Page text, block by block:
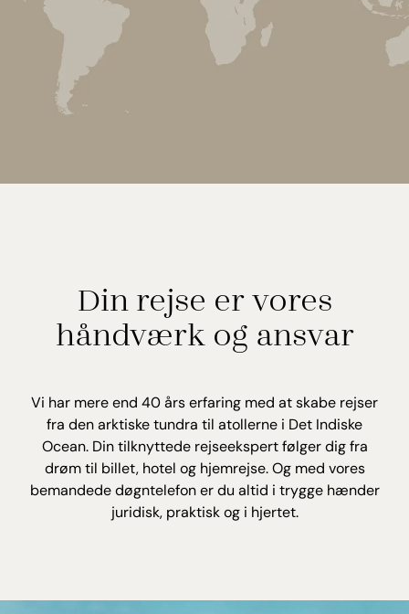
Din rejse er vores
håndværk og ansvar
Vi har mere end 40 års erfaring med at skabe rejser
fra den arktiske tundra til atollerne i Det Indiske
Ocean. Din tilknyttede rejseekspert følger dig fra
drøm til billet, hotel og hjemrejse. Og med vores
bemandede døgntelefon er du altid i trygge hænder
juridisk, praktisk og i hjertet.